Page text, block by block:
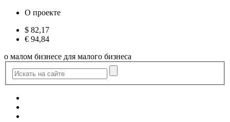
О проекте
$ 82,17
€ 94,84
о малом бизнесе для малого бизнеса